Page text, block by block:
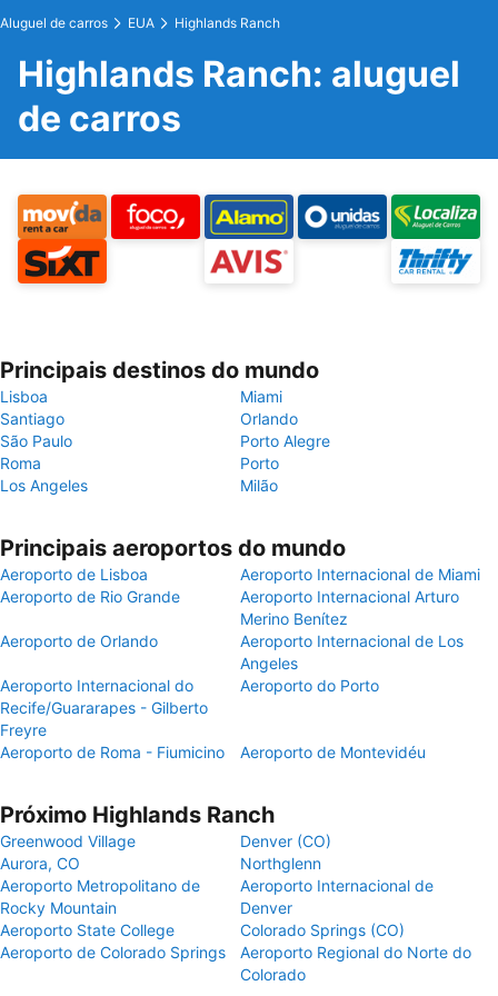
Aluguel de carros EUA Highlands Ranch
Highlands Ranch: aluguel
de carros
Principais destinos do mundo
Lisboa
Miami
Santiago
Orlando
São Paulo
Porto Alegre
Roma
Porto
Los Angeles
Milão
Principais aeroportos do mundo
Aeroporto de Lisboa
Aeroporto Internacional de Miami
Aeroporto de Rio Grande
Aeroporto Internacional Arturo
Merino Benítez
Aeroporto de Orlando
Aeroporto Internacional de Los
Angeles
Aeroporto Internacional do
Recife/Guararapes - Gilberto
Freyre
Aeroporto do Porto
Aeroporto de Roma - Fiumicino Aeroporto de Montevidéu
Próximo Highlands Ranch
Greenwood Village
Denver (CO)
Aurora, CO
Northglenn
Aeroporto Metropolitano de
Rocky Mountain
Aeroporto Internacional de
Denver
Aeroporto State College
Colorado Springs (CO)
Aeroporto de Colorado Springs
Aeroporto Regional do Norte do
Colorado